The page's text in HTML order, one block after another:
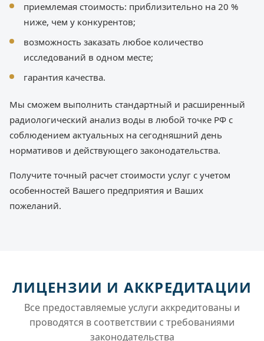
приемлемая стоимость: приблизительно на 20 %
ниже, чем у конкурентов;
возможность заказать любое количество
исследований в одном месте;
гарантия качества.
Мы сможем выполнить стандартный и расширенный
радиологический анализ воды в любой точке РФ с
соблюдением актуальных на сегодняшний день
нормативов и действующего законодательства.
Получите точный расчет стоимости услуг с учетом
особенностей Вашего предприятия и Ваших
пожеланий.
ЛИЦЕНЗИИ И АККРЕДИТАЦИИ
Все предоставляемые услуги аккредитованы и
проводятся в соответствии с требованиями
законодательства